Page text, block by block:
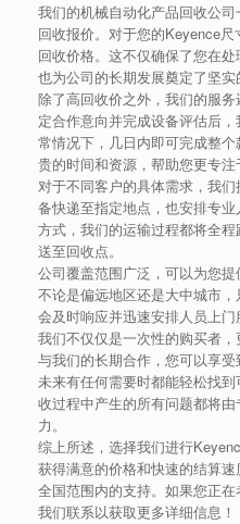
我们的机械自动化产品回收公
回收报价。对于您的Keyence
回收价格。这不仅确保了您在
也为公司的长期发展奠定了坚实
除了高回收价之外，我们的服
定合作意向并完成设备评估后
常情况下，几日内即可完成整
贵的时间和资源，帮助您更专注
对于不同客户的具体需求，我
备快递至指定地点，也安排专
方式，我们的运输过程都将全
送至回收点。
公司覆盖范围广泛，可以为您提
不论是偏远地区还是大中城市
会及时响应并迅速安排人员上门
我们不仅仅是一次性的购买者
与我们的长期合作，您可以享
未来有任何需要时都能轻松找
收过程中产生的所有问题都将
力。
综上所述，选择我们进行
获得满意的价格和快速的结算
全国范围内的支持。如果您正
我们联系以获取更多详细信息！